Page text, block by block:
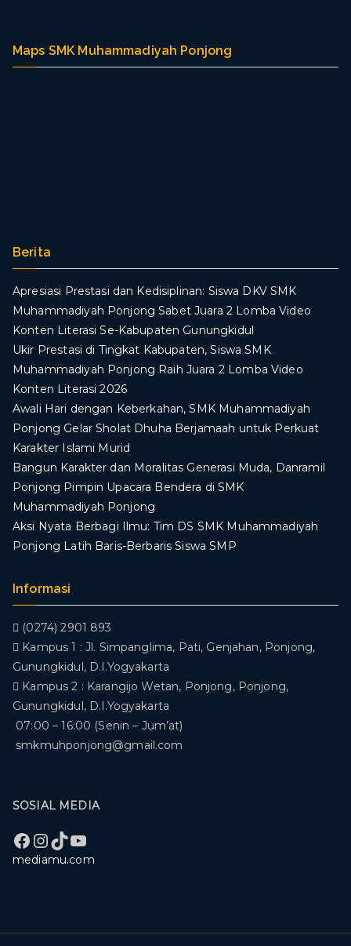
Maps SMK Muhammadiyah Ponjong
Berita
Apresiasi Prestasi dan Kedisiplinan: Siswa DKV SMK
Muhammadiyah Ponjong Sabet Juara 2 Lomba Video
Konten Literasi Se-Kabupaten Gunungkidul
Ukir Prestasi di Tingkat Kabupaten, Siswa SMK
Muhammadiyah Ponjong Raih Juara 2 Lomba Video
Konten Literasi 2026
Awali Hari dengan Keberkahan, SMK Muhammadiyah
Ponjong Gelar Sholat Dhuha Berjamaah untuk Perkuat
Karakter Islami Murid
Bangun Karakter dan Moralitas Generasi Muda, Danramil
Ponjong Pimpin Upacara Bendera di SMK
Muhammadiyah Ponjong
​Aksi Nyata Berbagi Ilmu: Tim DS SMK Muhammadiyah
Ponjong Latih Baris-Berbaris Siswa SMP
Informasi
(0274) 2901 893
Kampus 1 : Jl. Simpanglima, Pati, Genjahan, Ponjong,
Gunungkidul, D.I.Yogyakarta
Kampus 2 : Karangijo Wetan, Ponjong, Ponjong,
Gunungkidul, D.I.Yogyakarta
07:00 – 16:00 (Senin – Jum’at)
smkmuhponjong@gmail.com
SOSIAL MEDIA
Facebook
Instagram
TikTok
YouTube
mediamu.com